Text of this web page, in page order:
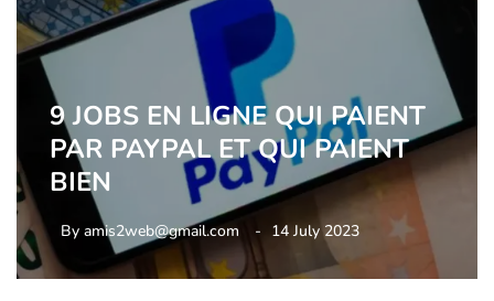
9 JOBS EN LIGNE QUI PAIENT
PAR PAYPAL ET QUI PAIENT
BIEN
By amis2web@gmail.com 14 July 2023